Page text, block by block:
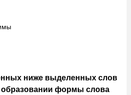
ниже выделенных слов
формы слова